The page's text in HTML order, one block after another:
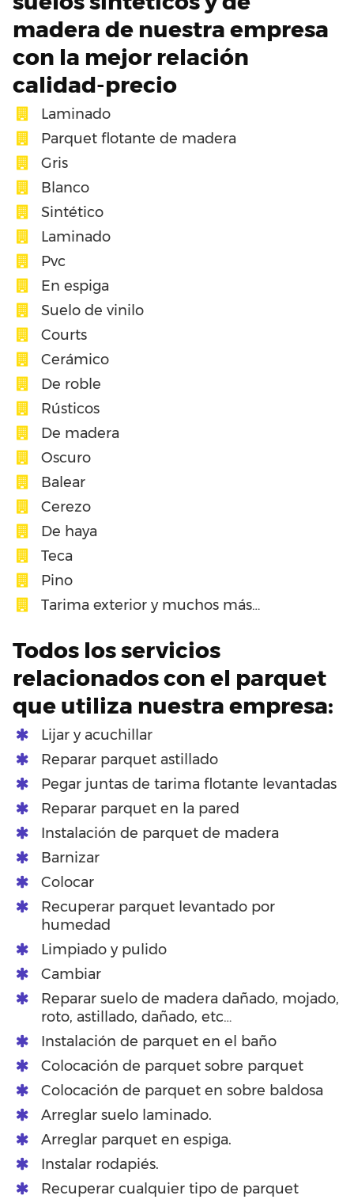
madera de nuestra empresa
con la mejor relación
calidad-precio
Laminado
Parquet flotante de madera
Gris
Blanco
Sintético
Laminado
Pvc
En espiga
Suelo de vinilo
Courts
Cerámico
De roble
Rústicos
De madera
Oscuro
Balear
Cerezo
De haya
Teca
Pino
Tarima exterior y muchos más…
Todos los servicios
relacionados con el parquet
que utiliza nuestra empresa:
Lijar y acuchillar
Reparar parquet astillado
Pegar juntas de tarima flotante levantadas
Reparar parquet en la pared
Instalación de parquet de madera
Barnizar
Colocar
Recuperar parquet levantado por
humedad
Limpiado y pulido
Cambiar
Reparar suelo de madera dañado, mojado,
roto, astillado, dañado, etc…
Instalación de parquet en el baño
Colocación de parquet sobre parquet
Colocación de parquet en sobre baldosa
Arreglar suelo laminado.
Arreglar parquet en espiga.
Instalar rodapiés.
Recuperar cualquier tipo de parquet